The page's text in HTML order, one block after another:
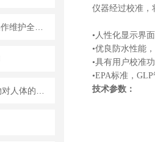
仪器经过校准，
•人性化显示界
•优良防水性能
•具有用户校准
•EPA标准，
技术参数：